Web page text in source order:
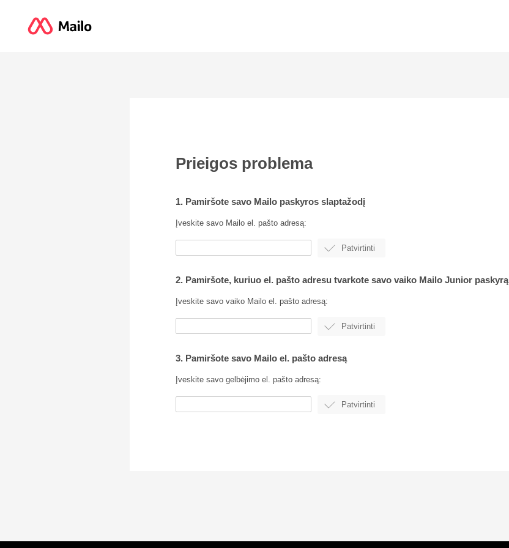
Prieigos problema
1. Pamiršote savo Mailo paskyros slaptažodį
Įveskite savo Mailo el. pašto adresą:
2. Pamiršote, kuriuo el. pašto adresu tvarkote savo vaiko Mailo Junior paskyrą
Įveskite savo vaiko Mailo el. pašto adresą:
3. Pamiršote savo Mailo el. pašto adresą
Įveskite savo gelbėjimo el. pašto adresą: